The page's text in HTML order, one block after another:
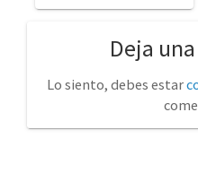
Deja
Lo siento, debes estar